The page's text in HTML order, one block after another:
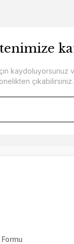
Motto 3'lü Sehpalı
için kaydoluyorsunuz
çıkabilirsiniz.